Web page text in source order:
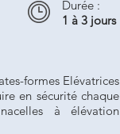
formes Elévatrices
en sécurité chaque
à élévation
Durée :
1 à 3 jours